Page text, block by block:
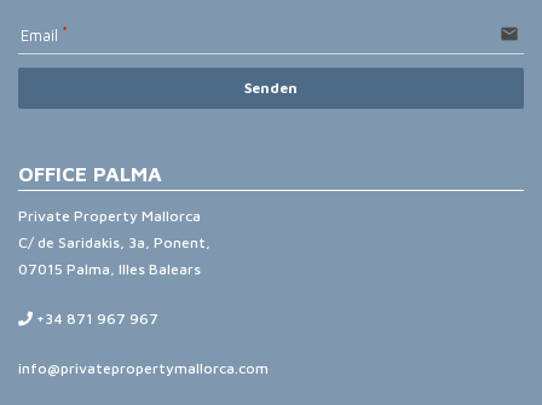
Email email
Senden
OFFICE PALMA
Private Property Mallorca
C/ de Saridakis, 3a, Ponent,
07015 Palma, Illes Balears
+34 871 967 967
info@privatepropertymallorca.com